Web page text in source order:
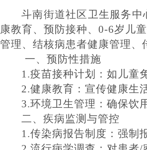
斗南街道社区卫生服务
康教育、预防接种、0-6岁儿
管理、结核病患者健康管理
一、 预防性措施
1.疫苗接种计划：如儿童
2.健康教育：宣传健康生
3.环境卫生管理：确保饮
二、疾病监测与管控
1.传染病报告制度：强制